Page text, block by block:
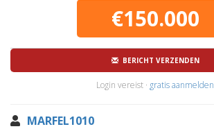
€150.000
BERICHT VERZENDEN
Login vereist · gratis aanmelden
MARFEL1010